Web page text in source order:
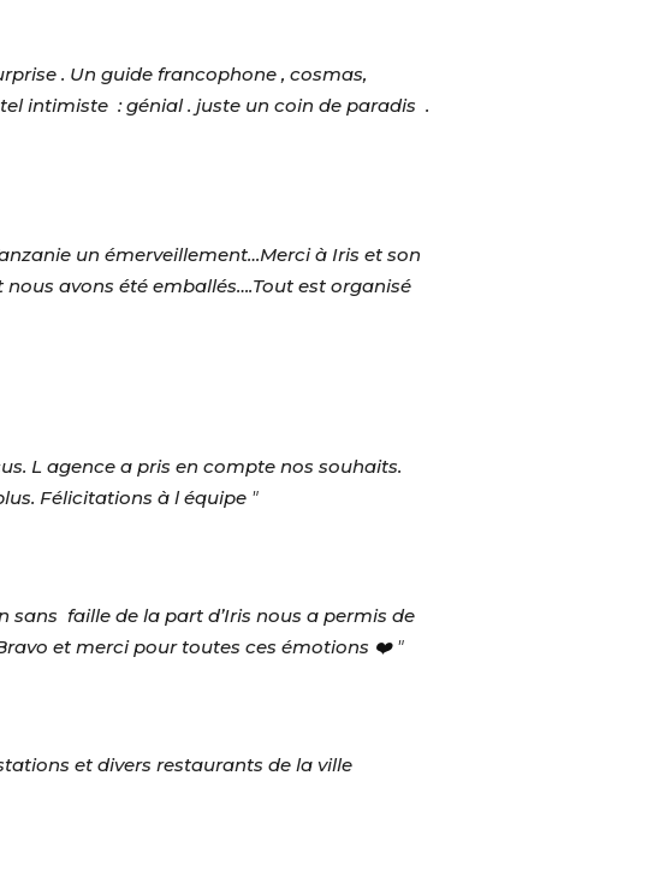
. Un guide francophone , cosmas,
intimiste : génial . juste un coin de paradis .
un émerveillement…Merci à Iris et son
avons été emballés….Tout est organisé
L agence a pris en compte nos souhaits.
Félicitations à l équipe "
sans faille de la part d’Iris nous a permis de
et merci pour toutes ces émotions ❤️ "
et divers restaurants de la ville